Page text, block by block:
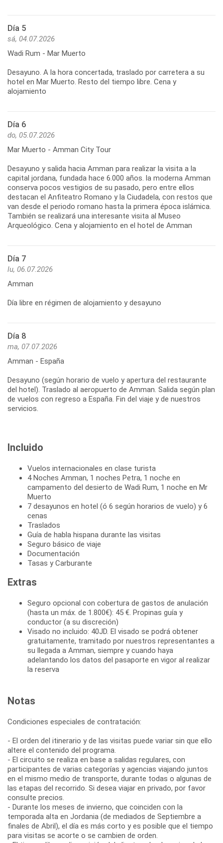
Día 5
sá, 04.07.2026
Wadi Rum - Mar Muerto
Desayuno. A la hora concertada, traslado por carretera a su
hotel en Mar Muerto. Resto del tiempo libre. Cena y
alojamiento
Día 6
do, 05.07.2026
Mar Muerto - Amman City Tour
Desayuno y salida hacia Amman para realizar la visita a la
capital jordana, fundada hace 6.000 años. la moderna Amman
conserva pocos vestigios de su pasado, pero entre ellos
destacan el Anfiteatro Romano y la Ciudadela, con restos que
van desde el periodo romano hasta la primera época islámica.
También se realizará una interesante visita al Museo
Arqueológico. Cena y alojamiento en el hotel de Amman
Día 7
lu, 06.07.2026
Amman
Día libre en régimen de alojamiento y desayuno
Día 8
ma, 07.07.2026
Amman - España
Desayuno (según horario de vuelo y apertura del restaurante
del hotel). Traslado al aeropuerto de Amman. Salida según plan
de vuelos con regreso a España. Fin del viaje y de nuestros
servicios.
Incluido
Vuelos internacionales en clase turista
4 Noches Amman, 1 noches Petra, 1 noche en
campamento del desierto de Wadi Rum, 1 noche en Mr
Muerto
7 desayunos en hotel (ó 6 según horarios de vuelo) y 6
cenas
Traslados
Guía de habla hispana durante las visitas
Seguro básico de viaje
Documentación
Tasas y Carburante
Extras
Seguro opcional con cobertura de gastos de anulación
(hasta un máx. de 1.800€): 45 €. Propinas guía y
conductor (a su discreción)
Visado no incluido: 40JD. El visado se podrá obtener
gratuitamente, tramitado por nuestros representantes a
su llegada a Amman, siempre y cuando haya
adelantando los datos del pasaporte en vigor al realizar
la reserva
Notas
Condiciones especiales de contratación:
- El orden del itinerario y de las visitas puede variar sin que ello
altere el contenido del programa.
- El circuito se realiza en base a salidas regulares, con
participantes de varias categorías y agencias viajando juntos
en el mismo medio de transporte, durante todas o algunas de
las etapas del recorrido. Si desea viajar en privado, por favor
consulte precios.
- Durante los meses de invierno, que coinciden con la
temporada alta en Jordania (de mediados de Septiembre a
finales de Abril), el día es más corto y es posible que el tiempo
para visitas se acorte o se cambien de orden.